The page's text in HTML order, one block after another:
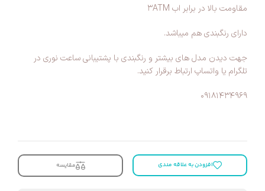
مقاومت بالا در برابر اب ۳ATM
دارای رنگبندی هم میباشد.
جهت دیدن مدل های بیشتر و رنگبندی با پشتیبانی ساعت نوری در
تلگرام یا واتساپ ارتباط برقرار کنید.
۰۹۱۸۱۴۳۴۹۶۹
افزودن به علاقه مندی مقایسه